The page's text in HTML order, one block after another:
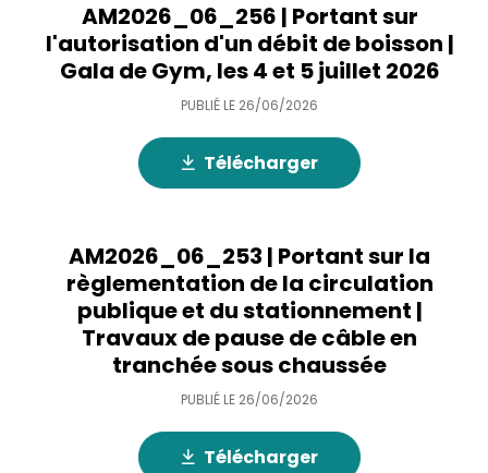
AM2026_06_256 | Portant sur
l'autorisation d'un débit de boisson |
Gala de Gym, les 4 et 5 juillet 2026
PUBLIÉ LE 26/06/2026
Télécharger
AM2026_06_253 | Portant sur la
règlementation de la circulation
publique et du stationnement |
Travaux de pause de câble en
tranchée sous chaussée
PUBLIÉ LE 26/06/2026
Télécharger